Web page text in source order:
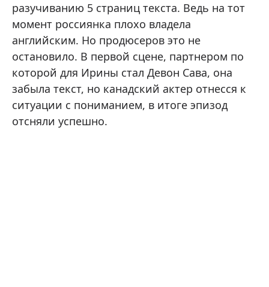
разучиванию 5 страниц текста. Ведь на тот
момент россиянка плохо владела
английским. Но продюсеров это не
остановило. В первой сцене, партнером по
которой для Ирины стал Девон Сава, она
забыла текст, но канадский актер отнесся к
ситуации с пониманием, в итоге эпизод
отсняли успешно.